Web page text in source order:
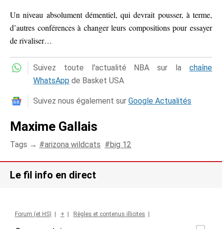
Un niveau absolument démentiel, qui devrait pousser, à terme,
d’autres conférences à changer leurs compositions pour essayer
de rivaliser…
Suivez toute l'actualité NBA sur la chaîne
WhatsApp de Basket USA
Suivez nous également sur Google Actualités
Maxime Gallais
Tags → arizona wildcats big 12
Le fil info en direct
Forum (et HS) + Règles et contenus illicites